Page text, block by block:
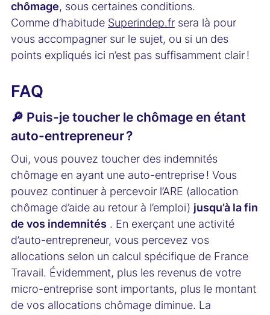
chômage, sous certaines conditions.
Comme d’habitude Superindep.fr sera là pour
vous accompagner sur le sujet, ou si un des
points expliqués ici n’est pas suffisamment clair !
FAQ
🔎 Puis-je toucher le chômage en étant
auto-entrepreneur ?
Oui, vous pouvez toucher des indemnités
chômage en ayant une auto-entreprise ! Vous
pouvez continuer à percevoir l’ARE (allocation
chômage d’aide au retour à l’emploi) jusqu’à la fin
de vos indemnités . En exerçant une activité
d’auto-entrepreneur, vous percevez vos
allocations selon un calcul spécifique de France
Travail. Évidemment, plus les revenus de votre
micro-entreprise sont importants, plus le montant
de vos allocations chômage diminue. La